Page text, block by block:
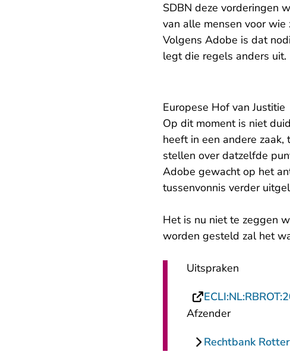
SDBN deze vorderingen
van alle mensen voor
Volgens Adobe is dat
legt die regels anders uit.
Europese Hof van Justitie
Op dit moment is niet
heeft in een andere
stellen over datzelfde
Adobe gewacht op het
tussenvonnis verder
Het is nu niet te zeggen
worden gesteld zal het
Uitspraken
Afzender
Rechtbank